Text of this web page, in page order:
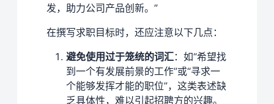
发，助力公司产品创新。”
在撰写求职目标时，还应注意以下几点：
避免使用过于笼统的词汇：如“希望找
到一个有发展前景的工作”或“寻求一
个能够发挥才能的职位”，这类表述缺
乏具体性，难以引起招聘方的兴趣。